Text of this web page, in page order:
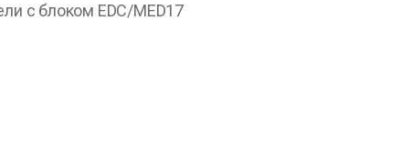
с блоком EDC/MED17